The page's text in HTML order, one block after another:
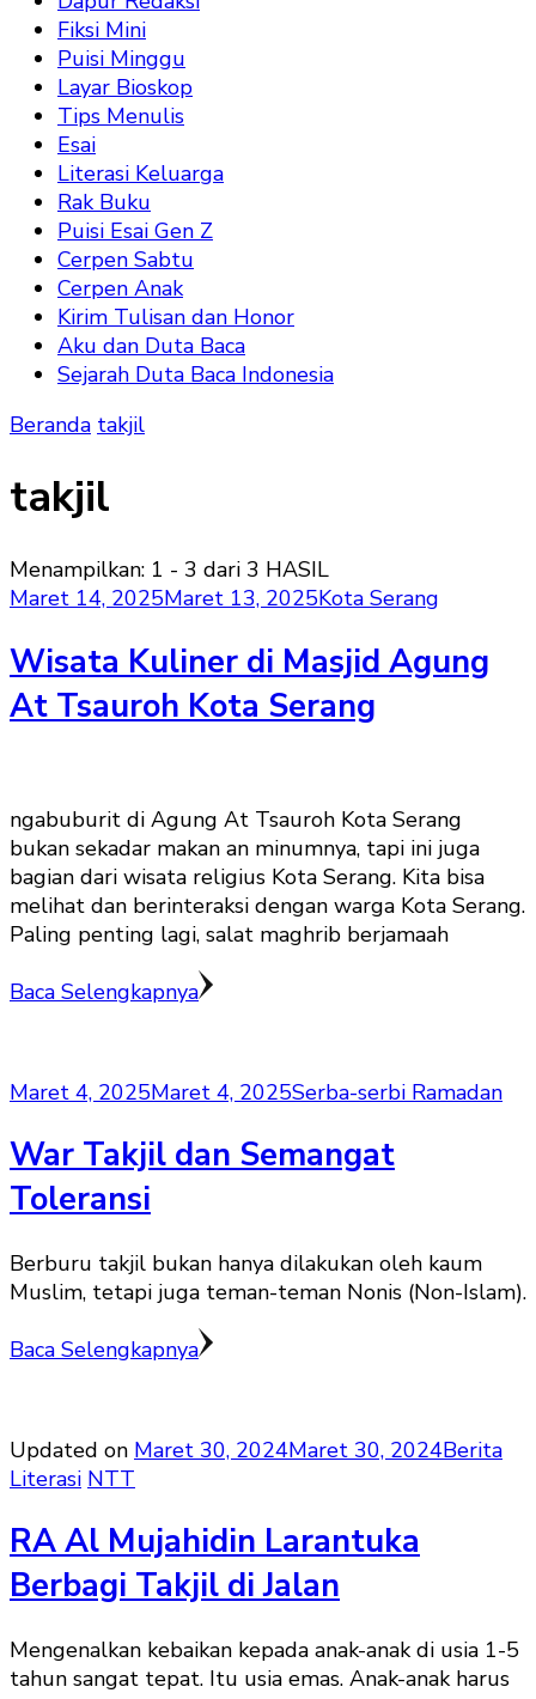
Fiksi Mini
Puisi Minggu
Layar Bioskop
Tips Menulis
Esai
Literasi Keluarga
Rak Buku
Puisi Esai Gen Z
Cerpen Sabtu
Cerpen Anak
Kirim Tulisan dan Honor
Aku dan Duta Baca
Sejarah Duta Baca Indonesia
Beranda takjil
takjil
Menampilkan: 1 - 3 dari 3 HASIL
Maret 14, 2025Maret 13, 2025Kota Serang
Wisata Kuliner di Masjid Agung
At Tsauroh Kota Serang
ngabuburit di Agung At Tsauroh Kota Serang
bukan sekadar makan an minumnya, tapi ini juga
bagian dari wisata religius Kota Serang. Kita bisa
melihat dan berinteraksi dengan warga Kota Serang.
Paling penting lagi, salat maghrib berjamaah
Baca Selengkapnya
Maret 4, 2025Maret 4, 2025Serba-serbi Ramadan
War Takjil dan Semangat
Toleransi
Berburu takjil bukan hanya dilakukan oleh kaum
Muslim, tetapi juga teman-teman Nonis (Non-Islam).
Baca Selengkapnya
Updated on Maret 30, 2024Maret 30, 2024Berita
Literasi NTT
RA Al Mujahidin Larantuka
Berbagi Takjil di Jalan
Mengenalkan kebaikan kepada anak-anak di usia 1-5
tahun sangat tepat. Itu usia emas. Anak-anak harus